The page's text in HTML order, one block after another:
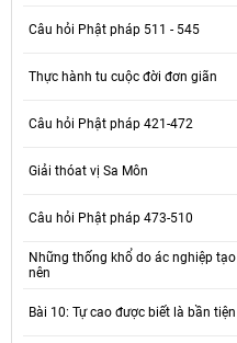
Câu hỏi Phật pháp 511 - 545
Thực hành tu cuộc đời đơn giãn
Câu hỏi Phật pháp 421-472
Giải thóat vị Sa Môn
Câu hỏi Phật pháp 473-510
Những thống khổ do ác nghiệp tạo
nên
Bài 10: Tự cao được biết là bần tiện